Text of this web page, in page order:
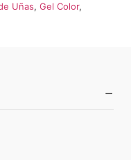
Uñas, Gel Color,
−